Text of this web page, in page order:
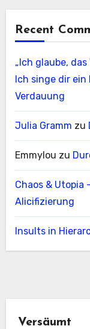
Recent
„Ich glaube,
Ich singe dir
Verdauung
Julia Gramm zu
Emmylou zu
Chaos & Utopia
Alicifizierung
Insults in
Versäumt